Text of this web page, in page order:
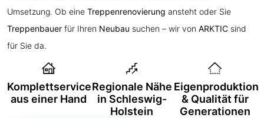
Umsetzung. Ob eine Treppenrenovierung ansteht oder Sie
Treppenbauer für Ihren Neubau suchen – wir von ARKTIC sind
für Sie da.
Komplettservice
aus einer Hand
Regionale Nähe
in Schleswig-
Holstein
Eigenproduktion
& Qualität für
Generationen